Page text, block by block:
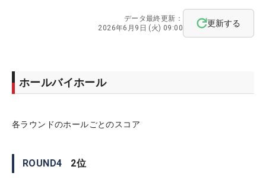
データ最終更新：
2026年6月9日 (火) 09:00
更新する
ホールバイホール
各ラウンドのホールごとのスコア
ROUND4 2位